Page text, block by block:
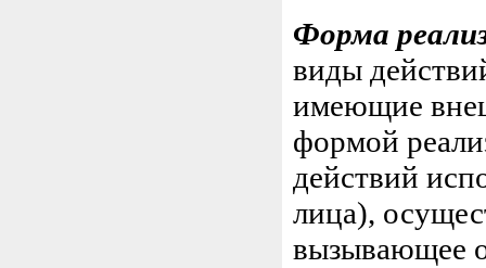
Форма
виды
имеющие
формой
действий
лица),
вызывающее